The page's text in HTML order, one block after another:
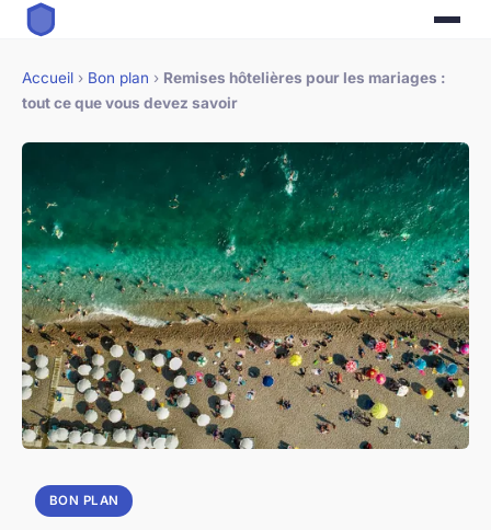
Accueil › Bon plan › Remises hôtelières pour les mariages :
tout ce que vous devez savoir
BON PLAN